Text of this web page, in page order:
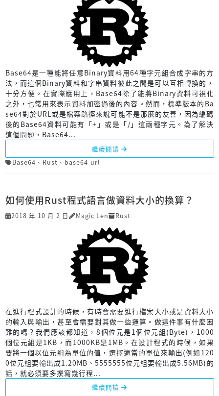
Base64是一種能將任意Binary資料用64種字元組合成字串的方
法，而這個Binary資料和字串資料彼此之間是可以互相轉換的，
十分方便。在實際應用上，Base64除了能將Binary資料可視化
之外，也常用來表示資料加密過後的內容。然而，標準版本的Ba
se64對於URL或是檔案路徑來說可能不是那麼的友善，因為編碼
後的Base64資料可能有「+」或是「/」這兩種字元。為了解決
這個問題，Base64...
繼續閱讀
Base64 、 Rust 、 base64-url
如何使用Rust程式語言做資料大小的換算？
2018 年 10 月 2 日 Magic Len Rust
在進行程式設計的時候，有時會需要進行檔案大小或是資料大小
的輸入與輸出，甚至會需要對其做一些運算。做這件事有什麼困
難的嗎？我們應該都知道，8個位元是1個位元組(Byte)，1000
個位元組是1KB，而1000KB是1MB。在設計程式的時候，如果
要將一個以位元組為單位的值，選擇適當的單位來輸出(例如120
0位元組要輸出成1.20MB、5555555位元組要輸出成5.56MB)的
話，就必須要多撰寫幾行程...
繼續閱讀